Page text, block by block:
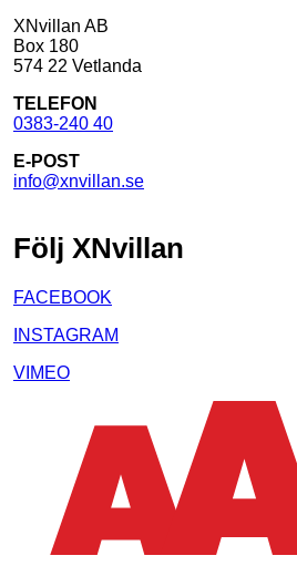
XNvillan AB
Box 180
574 22 Vetlanda
TELEFON
0383-240 40
E-POST
info@xnvillan.se
Följ XNvillan
FACEBOOK
INSTAGRAM
VIMEO